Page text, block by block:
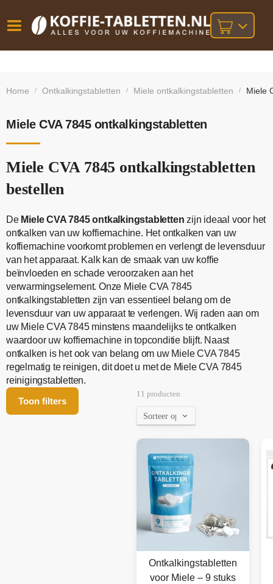
besteld,
bij orders
Home / Ontkalkingstabletten / Miele ontkalkingstabletten / Miele
Miele CVA 7845 ontkalkingstabletten
Miele CVA 7845 ontkalkingstabletten
bestellen
De Miele CVA 7845 ontkalkingstabletten zijn ideaal voor het
ontkalken van uw koffiemachine. Het ontkalken van uw
koffiemachine voorkomt problemen en verlengt de levensduur
van het apparaat. Kalk kan de smaak van uw koffie
beïnvloeden en schade veroorzaken aan het
verwarmingselement. Onze Miele CVA 7845
ontkalkingstabletten zijn van essentieel belang om de
levensduur van uw apparaat te verlengen. Wij raden aan om
uw Miele CVA 7845 minstens maandelijks te ontkalken
waardoor uw koffiemachine in topconditie blijft. Naast
ontkalken is het ook van belang om uw Miele CVA 7845
regelmatig te reinigen, dit doet u met de Miele CVA 7845
reinigingstabletten.
Toon filters
11 producten
Ontkalkingstabletten
voor Miele – 9 stuks